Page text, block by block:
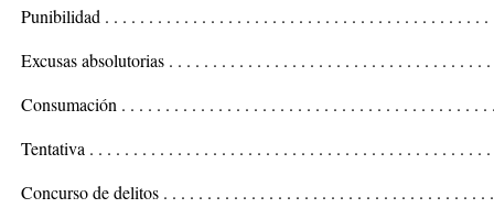
Punibilidad . . . . . . . . . . . . . . . . . . . . . . . . . . . . . . . . . . . . . . . . . . .
Excusas absolutorias . . . . . . . . . . . . . . . . . . . . . . . . . . . . . . . . . . .
Consumación . . . . . . . . . . . . . . . . . . . . . . . . . . . . . . . . . . . . . . . . .
Tentativa . . . . . . . . . . . . . . . . . . . . . . . . . . . . . . . . . . . . . . . . . . . .
Concurso de delitos . . . . . . . . . . . . . . . . . . . . . . . . . . . . . . . . . . . .